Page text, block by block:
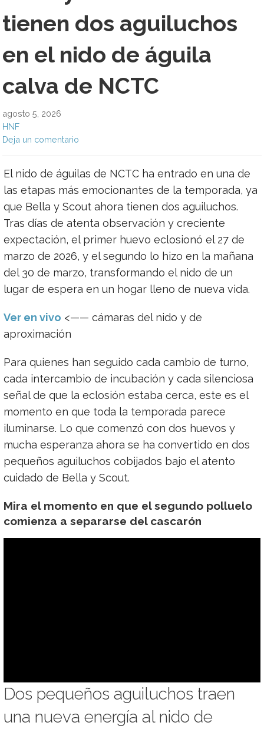
tienen dos aguiluchos
en el nido de águila
calva de NCTC
agosto 5, 2026
HNF
Deja un comentario
El nido de águilas de NCTC ha entrado en una de
las etapas más emocionantes de la temporada, ya
que Bella y Scout ahora tienen dos aguiluchos.
Tras días de atenta observación y creciente
expectación, el primer huevo eclosionó el 27 de
marzo de 2026, y el segundo lo hizo en la mañana
del 30 de marzo, transformando el nido de un
lugar de espera en un hogar lleno de nueva vida.
Ver en vivo <—— cámaras del nido y de
aproximación
Para quienes han seguido cada cambio de turno,
cada intercambio de incubación y cada silenciosa
señal de que la eclosión estaba cerca, este es el
momento en que toda la temporada parece
iluminarse. Lo que comenzó con dos huevos y
mucha esperanza ahora se ha convertido en dos
pequeños aguiluchos cobijados bajo el atento
cuidado de Bella y Scout.
Mira el momento en que el segundo polluelo
comienza a separarse del cascarón
Dos pequeños aguiluchos traen
una nueva energía al nido de